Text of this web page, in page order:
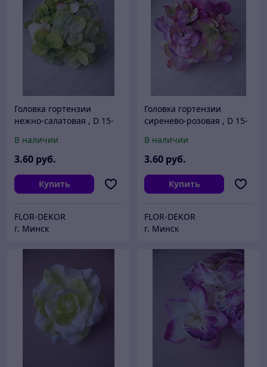
Головка гортензии
нежно-салатовая , D 15-
В наличии
3.60 руб.
Купить
FLOR-DEKOR
г. Минск
Головка гортензии
сиренево-розовая , D 15-
В наличии
3.60 руб.
Купить
FLOR-DEKOR
г. Минск